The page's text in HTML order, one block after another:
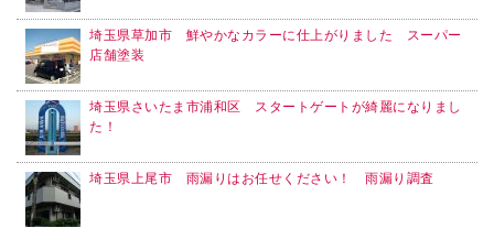
埼玉県草加市 鮮やかなカラーに仕上がりました スーパー
店舗塗装
埼玉県さいたま市浦和区 スタートゲートが綺麗になりまし
た！
埼玉県上尾市 雨漏りはお任せください！ 雨漏り調査